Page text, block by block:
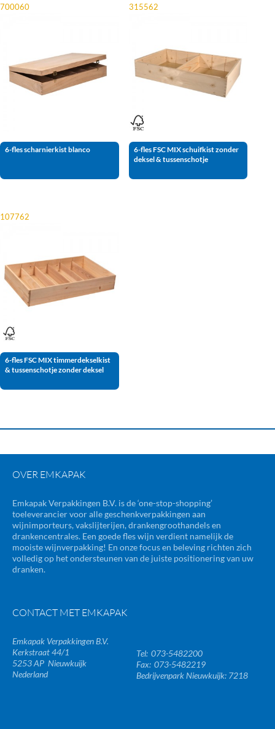
700060
6-fles scharnierkist blanco
315562
6-fles FSC MIX schuifkist zonder
deksel & tussenschotje
107762
6-fles FSC MIX timmerdekselkist
& tussenschotje zonder deksel
OVER EMKAPAK
Emkapak Verpakkingen B.V. is de ‘one-stop-shopping’
toeleverancier voor alle geschenkverpakkingen aan
wijnimporteurs, vakslijterijen, drankengroothandels en
drankencentrales. Een goede fles wijn verdient namelijk de
mooiste wijnverpakking! En onze focus en beleving richten zich
volledig op het ondersteunen van de juiste positionering van uw
dranken.
CONTACT MET EMKAPAK
Emkapak Verpakkingen B.V.
Kerkstraat 44/1
5253 AP Nieuwkuijk
Nederland
073-5482200
073-5482219
Bedrijvenpark Nieuwkuijk: 7218